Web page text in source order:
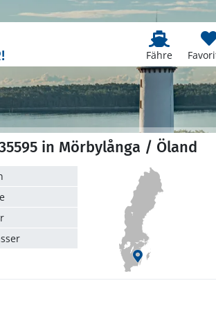
Fähre
in Mörbylånga / Öland